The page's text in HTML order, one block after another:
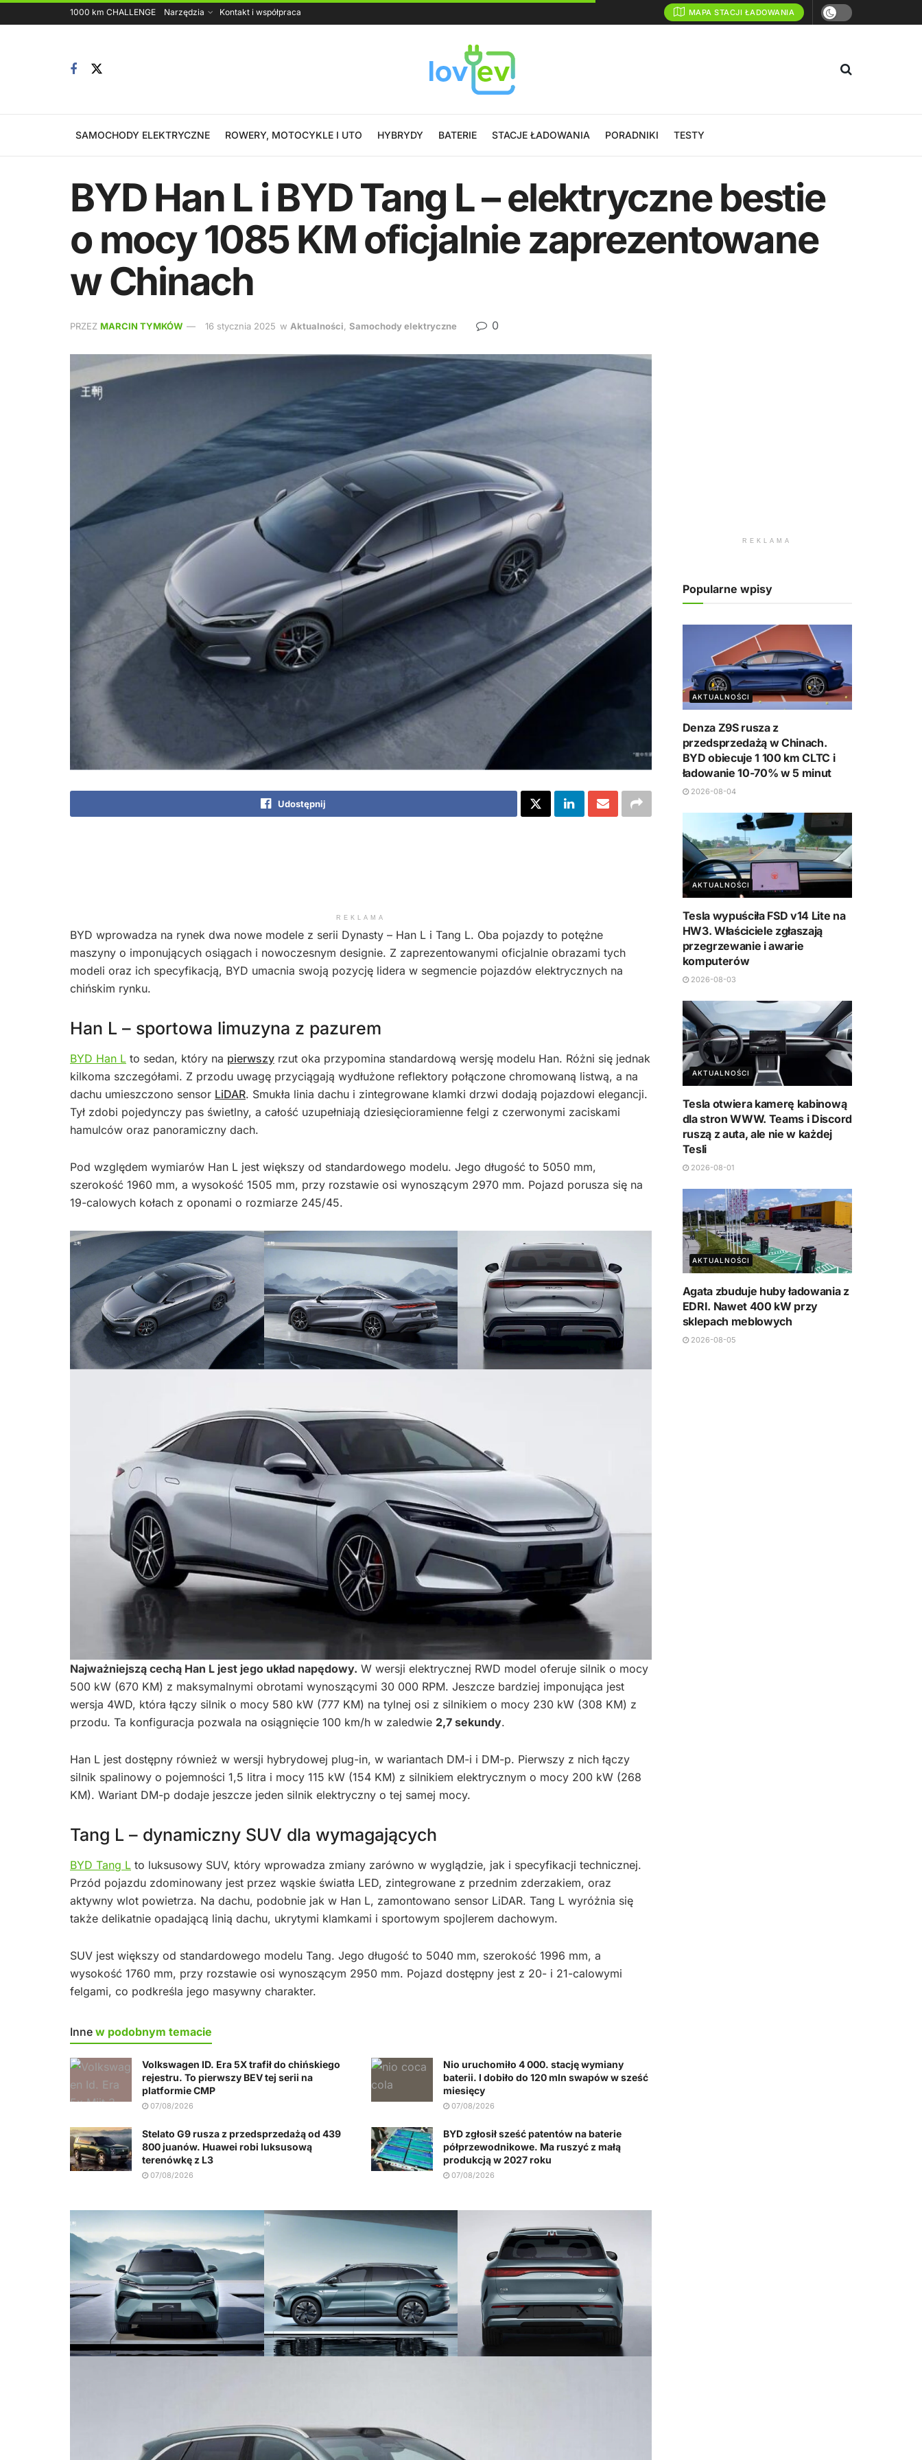
1000 km CHALLENGE Narzędzia Kontakt i współpraca MAPA STACJI ŁADOWANIA
SAMOCHODY ELEKTRYCZNE ROWERY, MOTOCYKLE I UTO HYBRYDY BATERIE STACJE ŁADOWANIA PORADNIKI TESTY
BYD Han L i BYD Tang L – elektryczne bestie
o mocy 1085 KM oficjalnie zaprezentowane
w Chinach
PRZEZ MARCIN TYMKÓW 16 stycznia 2025 w Aktualności, Samochody elektryczne 0
Udostępnij
REKLAMA
BYD wprowadza na rynek dwa nowe modele z serii Dynasty – Han L i Tang L. Oba pojazdy to potężne
maszyny o imponujących osiągach i nowoczesnym designie. Z zaprezentowanymi oficjalnie obrazami tych
modeli oraz ich specyfikacją, BYD umacnia swoją pozycję lidera w segmencie pojazdów elektrycznych na
chińskim rynku.
Han L – sportowa limuzyna z pazurem
BYD Han L to sedan, który na pierwszy rzut oka przypomina standardową wersję modelu Han. Różni się jednak
kilkoma szczegółami. Z przodu uwagę przyciągają wydłużone reflektory połączone chromowaną listwą, a na
dachu umieszczono sensor LiDAR. Smukła linia dachu i zintegrowane klamki drzwi dodają pojazdowi elegancji.
Tył zdobi pojedynczy pas świetlny, a całość uzupełniają dziesięcioramienne felgi z czerwonymi zaciskami
hamulców oraz panoramiczny dach.
Pod względem wymiarów Han L jest większy od standardowego modelu. Jego długość to 5050 mm,
szerokość 1960 mm, a wysokość 1505 mm, przy rozstawie osi wynoszącym 2970 mm. Pojazd porusza się na
19-calowych kołach z oponami o rozmiarze 245/45.
Najważniejszą cechą Han L jest jego układ napędowy. W wersji elektrycznej RWD model oferuje silnik o mocy
500 kW (670 KM) z maksymalnymi obrotami wynoszącymi 30 000 RPM. Jeszcze bardziej imponująca jest
wersja 4WD, która łączy silnik o mocy 580 kW (777 KM) na tylnej osi z silnikiem o mocy 230 kW (308 KM) z
przodu. Ta konfiguracja pozwala na osiągnięcie 100 km/h w zaledwie 2,7 sekundy.
Han L jest dostępny również w wersji hybrydowej plug-in, w wariantach DM-i i DM-p. Pierwszy z nich łączy
silnik spalinowy o pojemności 1,5 litra i mocy 115 kW (154 KM) z silnikiem elektrycznym o mocy 200 kW (268
KM). Wariant DM-p dodaje jeszcze jeden silnik elektryczny o tej samej mocy.
Tang L – dynamiczny SUV dla wymagających
BYD Tang L to luksusowy SUV, który wprowadza zmiany zarówno w wyglądzie, jak i specyfikacji technicznej.
Przód pojazdu zdominowany jest przez wąskie światła LED, zintegrowane z przednim zderzakiem, oraz
aktywny wlot powietrza. Na dachu, podobnie jak w Han L, zamontowano sensor LiDAR. Tang L wyróżnia się
także delikatnie opadającą linią dachu, ukrytymi klamkami i sportowym spojlerem dachowym.
SUV jest większy od standardowego modelu Tang. Jego długość to 5040 mm, szerokość 1996 mm, a
wysokość 1760 mm, przy rozstawie osi wynoszącym 2950 mm. Pojazd dostępny jest z 20- i 21-calowymi
felgami, co podkreśla jego masywny charakter.
Inne w podobnym temacie
Volkswagen ID. Era 5X trafił do chińskiego
rejestru. To pierwszy BEV tej serii na
platformie CMP
07/08/2026
Nio uruchomiło 4 000. stację wymiany
baterii. I dobiło do 120 mln swapów w sześć
miesięcy
07/08/2026
Stelato G9 rusza z przedsprzedażą od 439
800 juanów. Huawei robi luksusową
terenówkę z L3
07/08/2026
BYD zgłosił sześć patentów na baterie
półprzewodnikowe. Ma ruszyć z małą
produkcją w 2027 roku
07/08/2026
REKLAMA
Popularne wpisy
AKTUALNOŚCI
Denza Z9S rusza z
przedsprzedażą w Chinach.
BYD obiecuje 1 100 km CLTC i
ładowanie 10-70% w 5 minut
2026-08-04
AKTUALNOŚCI
Tesla wypuściła FSD v14 Lite na
HW3. Właściciele zgłaszają
przegrzewanie i awarie
komputerów
2026-08-03
AKTUALNOŚCI
Tesla otwiera kamerę kabinową
dla stron WWW. Teams i Discord
ruszą z auta, ale nie w każdej
Tesli
2026-08-01
AKTUALNOŚCI
Agata zbuduje huby ładowania z
EDRI. Nawet 400 kW przy
sklepach meblowych
2026-08-05